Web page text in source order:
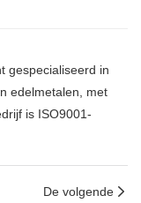
gespecialiseerd in
edelmetalen, met
is ISO9001-
De volgende